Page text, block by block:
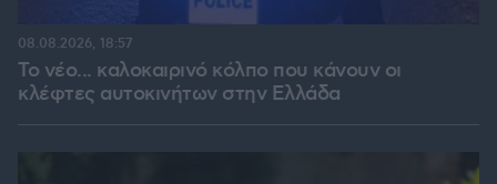
Το νέο... καλοκαιρινό κόλπο που κάνουν οι
κλέφτες αυτοκινήτων στην Ελλάδα
08.08.2026, 18:57